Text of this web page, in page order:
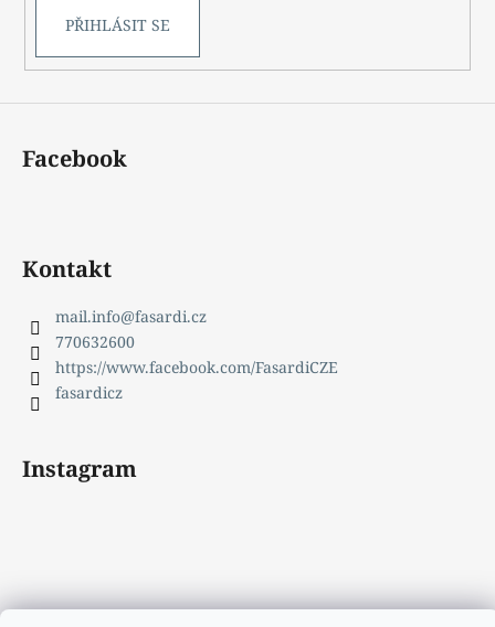
PŘIHLÁSIT SE
Facebook
Kontakt
mail.info@fasardi.cz
770632600
https://www.facebook.com/FasardiCZE
fasardicz
Instagram